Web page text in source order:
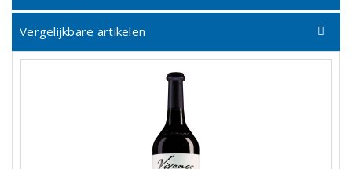
Vergelijkbare artikelen